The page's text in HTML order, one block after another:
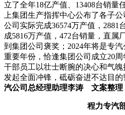
立了全年18亿产值、13408台销量
上集团生产指挥中心公布了各子
公司实际完成36574万产值，2881
成5816万产值，472台销量，直属
到集团公司褒奖；2024年将是专
重要年份，恰逢集团公司成立20
干部员工以壮士断腕的决心和气
发起全面冲锋，砥砺奋进不达目的
汽公司总经理助理李涛 文案整理
程力专汽部分产品